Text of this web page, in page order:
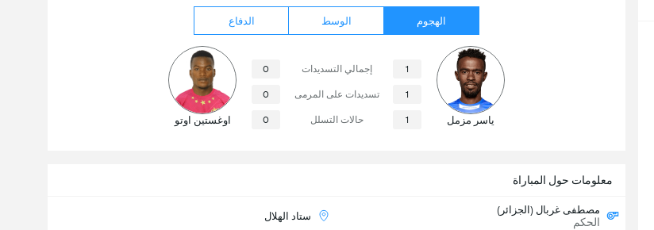
الهجوم الوسط الدفاع
ياسر مزمل
1 إجمالي التسديدات 0
1 تسديدات على المرمى 0
1 حالات التسلل 0 اوغستين اوتو
معلومات حول المباراة
مصطفى غربال (الجزائر)
الحكم ستاد الهلال